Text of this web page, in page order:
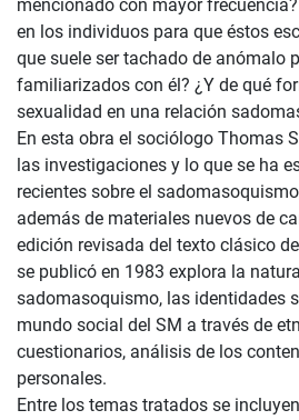
mencionado con mayor
en los individuos para que éstos
que suele ser tachado de anómalo
familiarizados con él? ¿Y de qué
sexualidad en una relación
En esta obra el sociólogo Thomas
las investigaciones y lo que se ha
recientes sobre el
además de materiales nuevos de
edición revisada del texto clásico
se publicó en 1983 explora la
sadomasoquismo, las identidades
mundo social del SM a través de
cuestionarios, análisis de los
personales.
Entre los temas tratados se